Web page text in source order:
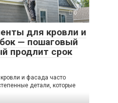
0
для кровли и
— пошаговый
продлит срок
и фасада часто
детали, которые